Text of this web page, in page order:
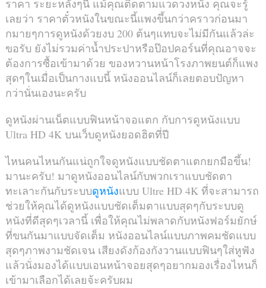
ราคา ระยะหลังๆนี้ แม้คุณติดตามแวดวงหนัง คุณจะรู้
เลยว่า ราคาตั๋วหนังในขณะนี้แพงขึ้นกว่าคราวก่อนมา
กมายๆการดูหนังด้วยงบ 200 ต้นๆแทบจะไม่มีกันแล้วล่ะ
ขอรับ ยังไม่รวมค่าน้ำประปาหรือป๊อปคอร์นที่คุณอาจจะ
ต้องการซื้อเข้ามาด้วย ของหวานหน้าโรงภาพยนต์ก็แพง
สุดๆในเมื่อเป็นกางแบนี้ หนังออนไลน์ก็เลยตอบปัญหา
กว่านั่นเองนะครับ
ดูหนังผ่านเน็ตแบบฟินหน้าจอแตก กับการดูหนังแบบ
Ultra HD 4K บนเว็บดูหนังยอดฮิตที่ปี
ไหนคนไหนกันแน่ถูกใจดูหนังแบบชัดตาแตกยกมือขึ้น!
มานะครับ! มาดูหนังออนไลน์กับพวกเราแบบชัดตา
ทะเลาะกันกับระบบดูหนังแบบ Ultre HD 4K ที่จะสามารถ
ช่วยให้คุณได้ดูหนังแบบชัดเต็มตาแบบสุดๆกับระบบดู
หนังที่ดีสุดๆเวลานี้ เพื่อให้คุณไม่พลาดกับหนังฟอร์มยักษ์
ที่ขนกันมาแบบจัดเต็ม หนังออนไลน์แบบภาพคมชัดแบบ
สุดๆภาพงามชัดเจน เสียงดังก้องกังวานแบบฟินๆใส่หูฟัง
แล้วนั่งมองได้แบบเอนหน้าจอยสุดๆอยากมองเรื่องไหนก็
เข้ามาเลือกได้เลยจ้ะครับผม